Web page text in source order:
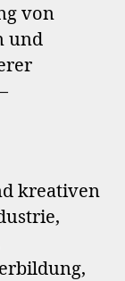
von
und
–
kreativen